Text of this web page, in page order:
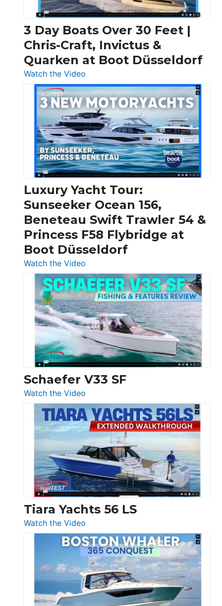
3 Day Boats Over 30 Feet |
Chris-Craft, Invictus &
Quarken at Boot Düsseldorf
Watch the Video
3
Day
Boats
Over
30
Feet
|
Chris-
Craft,
Invictus
&
Quarken
at
Boot
Luxury Yacht Tour:
Sunseeker Ocean 156,
Beneteau Swift Trawler 54 &
Princess F58 Flybridge at
Boot Düsseldorf
Watch the Video
Luxury
Yacht
Tour:
Sunseeker
Ocean
156,
Beneteau
Swift
Trawler
54
Princess
F58
Flybridge
at
Boot
Düsseldorf
Schaefer V33 SF
Watch the Video
Schaefer
V33
SF
Tiara Yachts 56 LS
Watch the Video
Tiara
Yachts
56
LS